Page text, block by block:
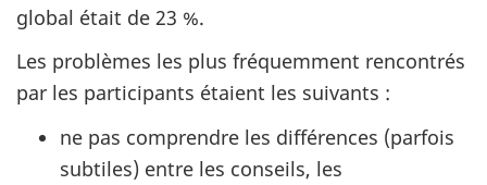
global était de 23 %.
Les problèmes les plus fréquemment rencontrés
par les participants étaient les suivants :
ne pas comprendre les différences (parfois
subtiles) entre les conseils, les